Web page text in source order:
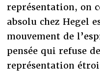
représentation, on
absolu chez Hegel
mouvement de
pensée qui refuse
représentation